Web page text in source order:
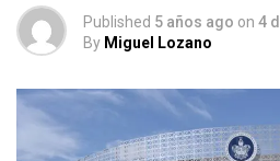
Published 5 años ago on 4
By Miguel Lozano